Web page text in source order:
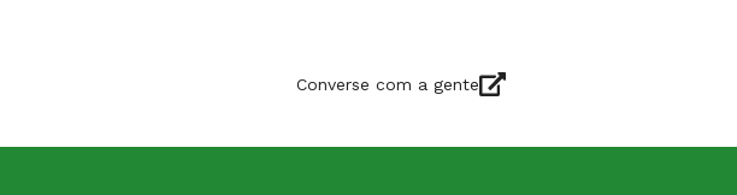
Converse com a gente